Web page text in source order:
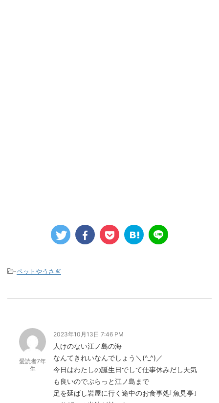
-ペットやうさぎ
愛読者7年
生
2023年10月13日 7:46 PM
人けのない江ノ島の海
なんてきれいなんでしょう＼(^_^)／
今日はわたしの誕生日でして仕事休みだし天気
も良いのでぶらっと江ノ島まで
足を延ばし岩屋に行く途中のお食事処｢魚見亭｣